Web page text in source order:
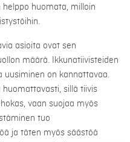
helppo huomata, milloin
asioita ovat sen
määrä. Ikkunatiivisteiden
on kannattavaa.
huomattavasti, sillä tiivis
vaan suojaa myös
tuo
ja täten myös säästöä